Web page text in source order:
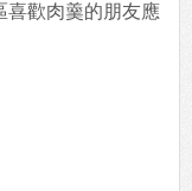
喜歡肉羹的朋友應